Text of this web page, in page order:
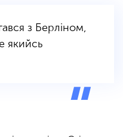
з Берліном,
якийсь